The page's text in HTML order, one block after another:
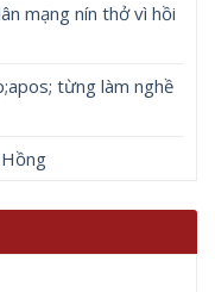
mạng nín thở vì hồi
từng làm nghề